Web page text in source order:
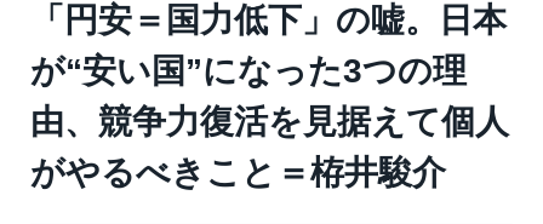
「円安＝国力低下」の嘘。日本
が“安い国”になった3つの理
由、競争力復活を見据えて個人
がやるべきこと＝栫井駿介